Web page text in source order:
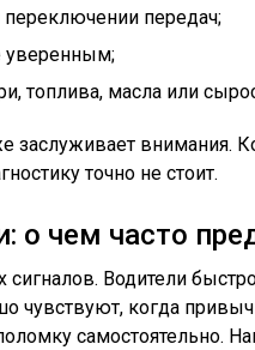
переключении передач;
уверенным;
топлива, масла или
заслуживает внимания.
точно не стоит.
о чем часто
сигналов. Водители
чувствуют, когда
самостоятельно.